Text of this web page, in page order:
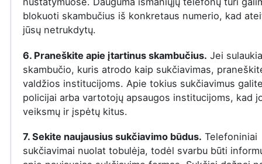
blokuoti skambučius iš konkretaus numerio, kad
jūsų netrukdytų.
6. Praneškite apie įtartinus skambučius. Jei
skambučio, kuris atrodo kaip sukčiavimas,
valdžios institucijoms. Apie tokius sukčiavimus
policijai arba vartotojų apsaugos institucijoms, kad
veiksmų ir įspėtų kitus.
7. Sekite naujausius sukčiavimo būdus. Telefoniniai
sukčiavimai nuolat tobulėja, todėl svarbu būti